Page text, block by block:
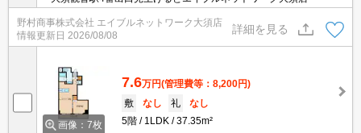
野村商事株式会社 エイブルネットワーク大須店
情報更新日 2026/08/08
詳細を見る
画像：7枚
7.6万円(管理費等：8,200円)
敷
なし 礼
なし
5階
1LDK 37.35m²